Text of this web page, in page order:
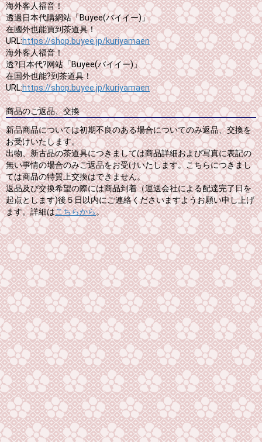
海外客人福音！
透過日本代購網站「Buyee(バイイー)」
在國外也能買到茶道具！
URL:https://shop.buyee.jp/kuriyamaen
海外客人福音！
透?日本代?网站「Buyee(バイイー)」
在国外也能?到茶道具！
URL:https://shop.buyee.jp/kuriyamaen
商品のご返品、交換
新品商品については初期不良のある場合についてのみ返品、交換を
お受けいたします。
出物、新古品の茶道具につきましては商品詳細および写真に表記の
無い事情の場合のみご返品をお受けいたします。こちらにつきまし
ては商品の特質上交換はできません。
返品及び交換希望の際には商品到着（運送会社による配達完了日を
起点とします)後５日以内にご連絡くださいますようお願い申し上げ
ます。詳細はこちらから。